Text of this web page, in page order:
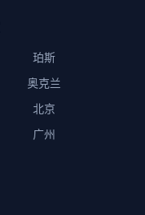
珀斯
奥克兰
北京
广州